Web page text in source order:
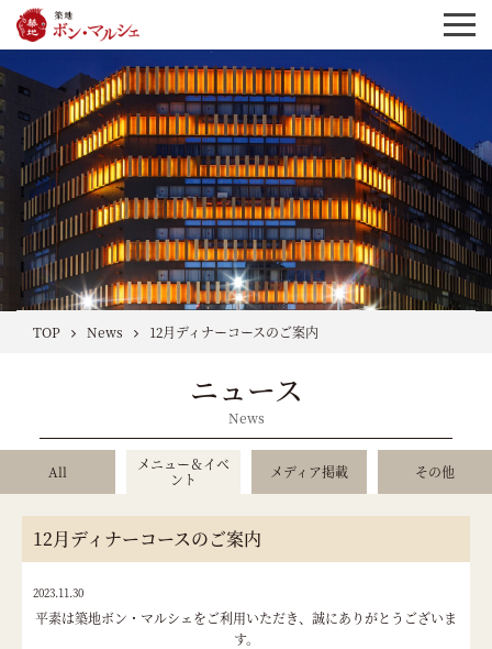
TOP News 12月ディナーコースのご案内
ニュース
News
All
メニュー＆イベ
ント
メディア掲載 その他
12月ディナーコースのご案内
2023.11.30
平素は築地ボン・マルシェをご利用いただき、誠にありがとうございま
す。